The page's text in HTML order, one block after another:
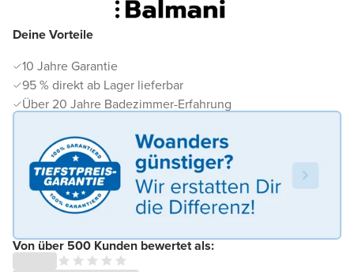
Deine Vorteile
10 Jahre Garantie
95 % direkt ab Lager lieferbar
Über 20 Jahre Badezimmer-Erfahrung
Von über 500 Kunden bewertet als: